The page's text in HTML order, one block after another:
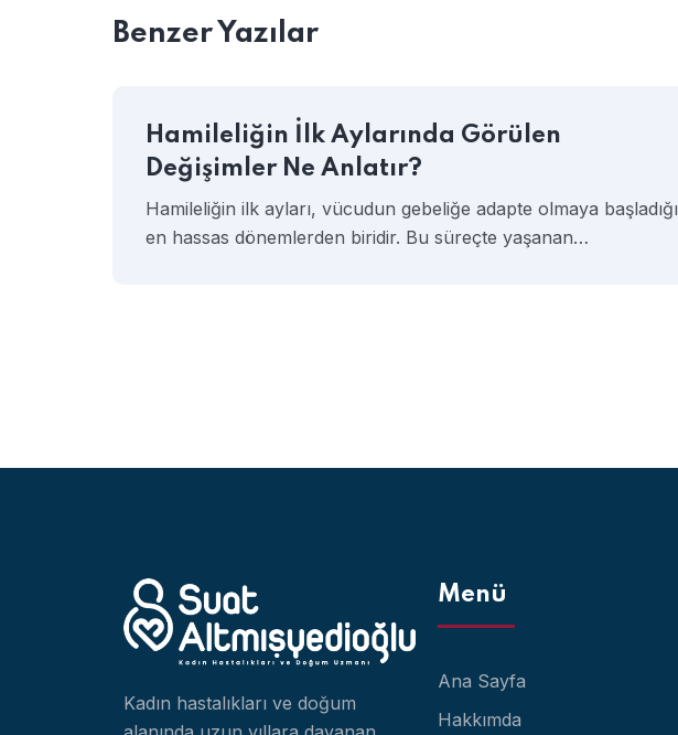
Benzer Yazılar
Hamileliğin İlk Aylarında Görülen
Değişimler Ne Anlatır?
Hamileliğin ilk ayları, vücudun gebeliğe adapte olmaya başladığı
en hassas dönemlerden biridir. Bu süreçte yaşanan…
Kadın hastalıkları ve doğum
Menü
Ana Sayfa
Hakkımda